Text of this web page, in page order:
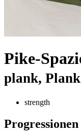
Pike-
plank,
strength
Progressionen